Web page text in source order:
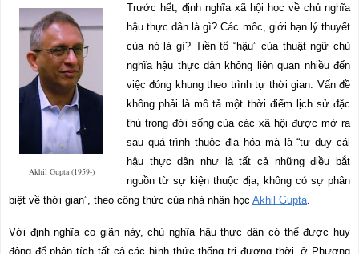
Akhil Gupta (1959-)
Trước hết, định nghĩa xã hội học về chủ nghĩa
hậu thực dân là gì? Các mốc, giới hạn lý thuyết
của nó là gì? Tiền tố “hậu” của thuật ngữ chủ
nghĩa hậu thực dân không liên quan nhiều đến
việc đóng khung theo trình tự thời gian. Vấn đề
không phải là mô tả một thời điểm lịch sử đặc
thù trong đời sống của các xã hội được mở ra
sau quá trình thuộc địa hóa mà là “tư duy cái
hậu thực dân như là tất cả những điều bắt
nguồn từ sự kiện thuộc địa, không có sự phân
biệt về thời gian”, theo công thức của nhà nhân học Akhil Gupta
Với định nghĩa co giãn này, chủ nghĩa hậu thực dân có thể được huy
động để phân tích tất cả các hình thức thống trị đương thời, ở Phương